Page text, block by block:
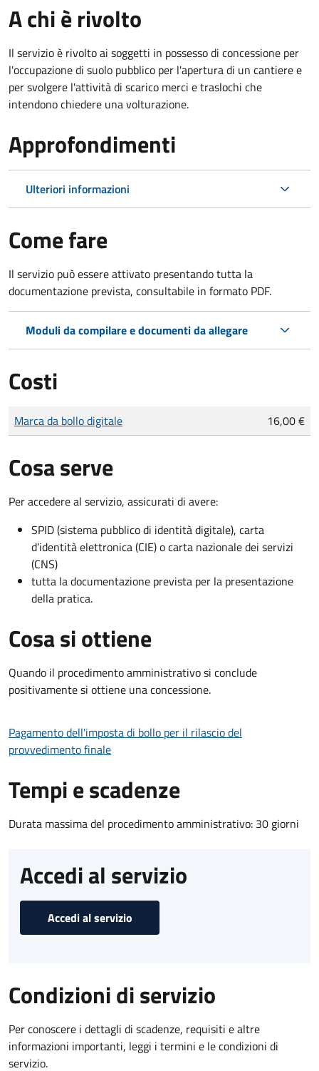
A chi è rivolto
Il servizio è rivolto ai soggetti in possesso di concessione per
l'occupazione di suolo pubblico per l'apertura di un cantiere e
per svolgere l'attività di scarico merci e traslochi che
intendono chiedere una volturazione.
Approfondimenti
Ulteriori informazioni
Come fare
Il servizio può essere attivato presentando tutta la
documentazione prevista, consultabile in formato PDF.
Moduli da compilare e documenti da allegare
Costi
Tipo di pagamento
Importo
Marca da bollo digitale 16,00 €
Cosa serve
Per accedere al servizio, assicurati di avere:
SPID (sistema pubblico di identità digitale), carta
d’identità elettronica (CIE) o carta nazionale dei servizi
(CNS)
tutta la documentazione prevista per la presentazione
della pratica.
Cosa si ottiene
Quando il procedimento amministrativo si conclude
positivamente si ottiene una concessione.
Pagamento dell'imposta di bollo per il rilascio del
provvedimento finale
Tempi e scadenze
Durata massima del procedimento amministrativo: 30 giorni
Accedi al servizio
Accedi al servizio
Condizioni di servizio
Per conoscere i dettagli di scadenze, requisiti e altre
informazioni importanti, leggi i termini e le condizioni di
servizio.